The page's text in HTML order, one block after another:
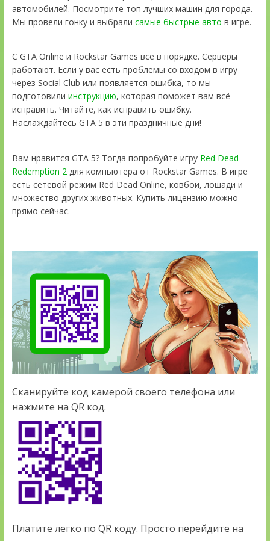
автомобилей. Посмотрите топ лучших машин для города.
Мы провели гонку и выбрали самые быстрые авто в игре.
С GTA Online и Rockstar Games всё в порядке. Серверы
работают. Если у вас есть проблемы со входом в игру
через Social Club или появляется ошибка, то мы
подготовили инструкцию, которая поможет вам всё
исправить. Читайте, как исправить ошибку.
Наслаждайтесь GTA 5 в эти праздничные дни!
Вам нравится GTA 5? Тогда попробуйте игру Red Dead
Redemption 2для компьютера от Rockstar Games. В игре
есть сетевой режим Red Dead Online, ковбои, лошади и
множество других животных. Купить лицензию можно
прямо сейчас.
Сканируйте код камерой своего телефона или
нажмите на QR код.
Платите легко по QR коду. Просто перейдите на